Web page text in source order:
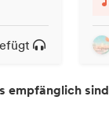
empfänglich sind